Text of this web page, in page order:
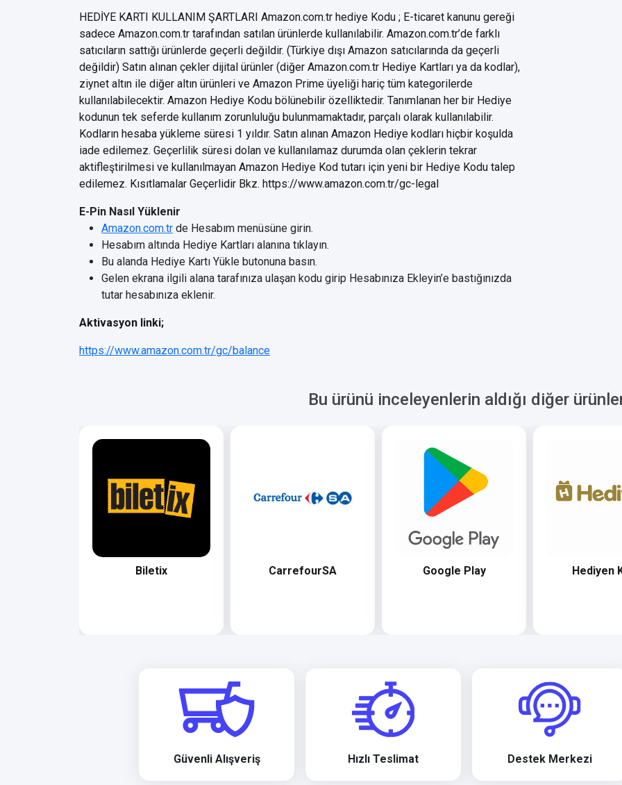
HEDİYE KARTI KULLANIM ŞARTLARI Amazon.com.tr hediye Kodu ; E-ticaret kanunu gereği
sadece Amazon.com.tr tarafından satılan ürünlerde kullanılabilir. Amazon.com.tr’de farklı
satıcıların sattığı ürünlerde geçerli değildir. (Türkiye dışı Amazon satıcılarında da geçerli
değildir) Satın alınan çekler dijital ürünler (diğer Amazon.com.tr Hediye Kartları ya da kodlar),
ziynet altın ile diğer altın ürünleri ve Amazon Prime üyeliği hariç tüm kategorilerde
kullanılabilecektir. Amazon Hediye Kodu bölünebilir özelliktedir. Tanımlanan her bir Hediye
kodunun tek seferde kullanım zorunluluğu bulunmamaktadır, parçalı olarak kullanılabilir.
Kodların hesaba yükleme süresi 1 yıldır. Satın alınan Amazon Hediye kodları hiçbir koşulda
iade edilemez. Geçerlilik süresi dolan ve kullanılamaz durumda olan çeklerin tekrar
aktifleştirilmesi ve kullanılmayan Amazon Hediye Kod tutarı için yeni bir Hediye Kodu talep
edilemez. Kısıtlamalar Geçerlidir Bkz. https://www.amazon.com.tr/gc-legal
E-Pin Nasıl Yüklenir
Amazon.com.tr de Hesabım menüsüne girin.
Hesabım altında Hediye Kartları alanına tıklayın.
Bu alanda Hediye Kartı Yükle butonuna basın.
Gelen ekrana ilgili alana tarafınıza ulaşan kodu girip Hesabınıza Ekleyin’e bastığınızda
tutar hesabınıza eklenir.
Aktivasyon linki;
https://www.amazon.com.tr/gc/balance
Bu ürünü inceleyenlerin aldığı diğer
Biletix CarrefourSA Google Play Hediyen
Güvenli Alışveriş Hızlı Teslimat Destek Merkezi